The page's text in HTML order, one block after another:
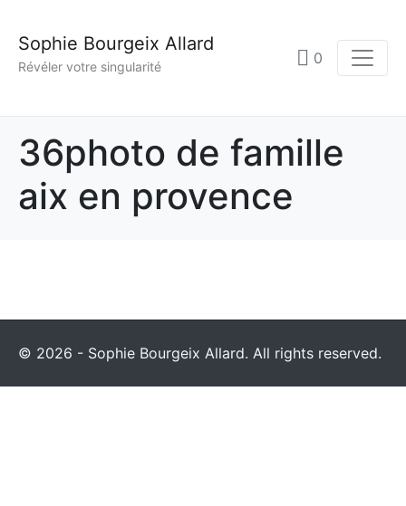
Sophie Bourgeix Allard
Révéler votre singularité 0
36photo de famille
aix en provence
© 2026 - Sophie Bourgeix Allard. All rights reserved.